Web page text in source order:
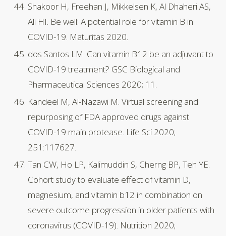
Shakoor H, Freehan J, Mikkelsen K, Al Dhaheri AS,
Ali HI. Be well: A potential role for vitamin B in
COVID-19. Maturitas 2020.
dos Santos LM. Can vitamin B12 be an adjuvant to
COVID-19 treatment? GSC Biological and
Pharmaceutical Sciences 2020; 11.
Kandeel M, Al-Nazawi M. Virtual screening and
repurposing of FDA approved drugs against
COVID-19 main protease. Life Sci 2020;
251:117627.
Tan CW, Ho LP, Kalimuddin S, Cherng BP, Teh YE.
Cohort study to evaluate effect of vitamin D,
magnesium, and vitamin b12 in combination on
severe outcome progression in older patients with
coronavirus (COVID-19). Nutrition 2020;